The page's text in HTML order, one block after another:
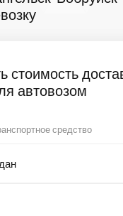
стоимость
автовозом
средство